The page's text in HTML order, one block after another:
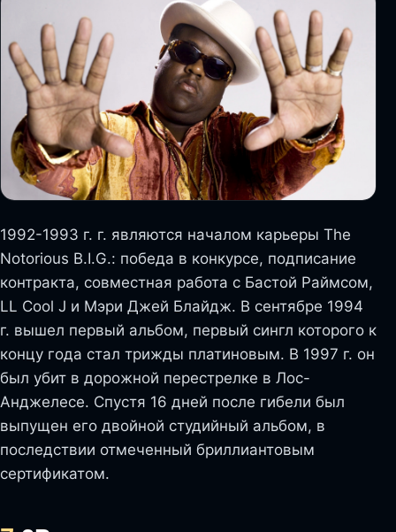
1992-1993 г. г. являются началом карьеры The
Notorious B.I.G.: победа в конкурсе, подписание
контракта, совместная работа с Бастой Раймсом,
LL Cool J и Мэри Джей Блайдж. В сентябре 1994
г. вышел первый альбом, первый сингл которого к
концу года стал трижды платиновым. В 1997 г. он
был убит в дорожной перестрелке в Лос-
Анджелесе. Спустя 16 дней после гибели был
выпущен его двойной студийный альбом, в
последствии отмеченный бриллиантовым
сертификатом.